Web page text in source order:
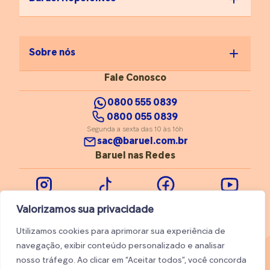
Valorizamos sua privacidade
Utilizamos cookies para aprimorar sua experiência de
navegação, exibir conteúdo personalizado e analisar
nosso tráfego. Ao clicar em “Aceitar todos”, você concorda
resultado e podem causar
fisioterapeuta recomenda
cadeiras ou faixas
alongamento é uma forma
autocuidado, mas não
acompanhamento
fisioterapêutico”,
comenta. Isso porque,
segundo ela, o
identificar músculos
plano personalizado para
cada paciente. Quando o
corpo agradece A
Sobre nós
Fale Conosco
0800 555 0839
0800 055 0839
Segunda a sexta das 10 às 16h
sac@baruel.com.br
Baruel nas Redes